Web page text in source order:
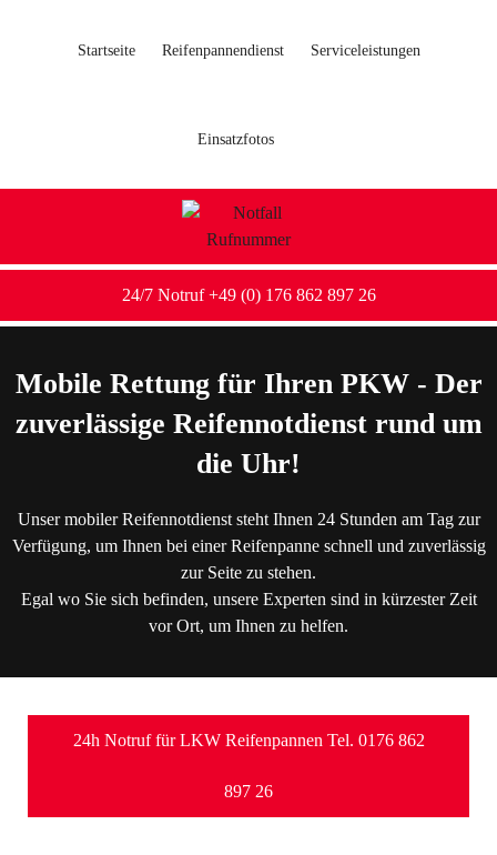
Startseite Reifenpannendienst Serviceleistungen
Einsatzfotos
24/7 Notruf +49 (0) 176 862 897 26
Mobile Rettung für Ihren PKW - Der
zuverlässige Reifennotdienst rund um
die Uhr!
Unser mobiler Reifennotdienst steht Ihnen 24 Stunden am Tag zur
Verfügung, um Ihnen bei einer Reifenpanne schnell und zuverlässig
zur Seite zu stehen.
Egal wo Sie sich befinden, unsere Experten sind in kürzester Zeit
vor Ort, um Ihnen zu helfen.
24h Notruf für LKW Reifenpannen Tel. 0176 862
897 26